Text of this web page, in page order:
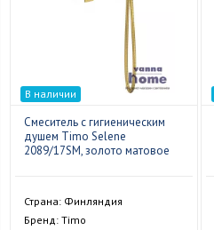
В наличии
Смеситель с гигиеническим
душем Timo Selene
2089/17SM, золото матовое
Страна: Финляндия
Бренд: Timo